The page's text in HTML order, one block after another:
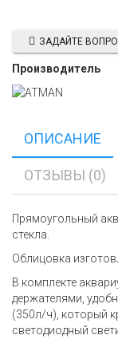
ЗАДАЙТЕ
Производитель
ОПИСАНИЕ
ОТЗЫВЫ (0)
Прямоугольный
стекла.
Облицовка
В комплекте
держателями,
(350л/ч), который
светодиодный